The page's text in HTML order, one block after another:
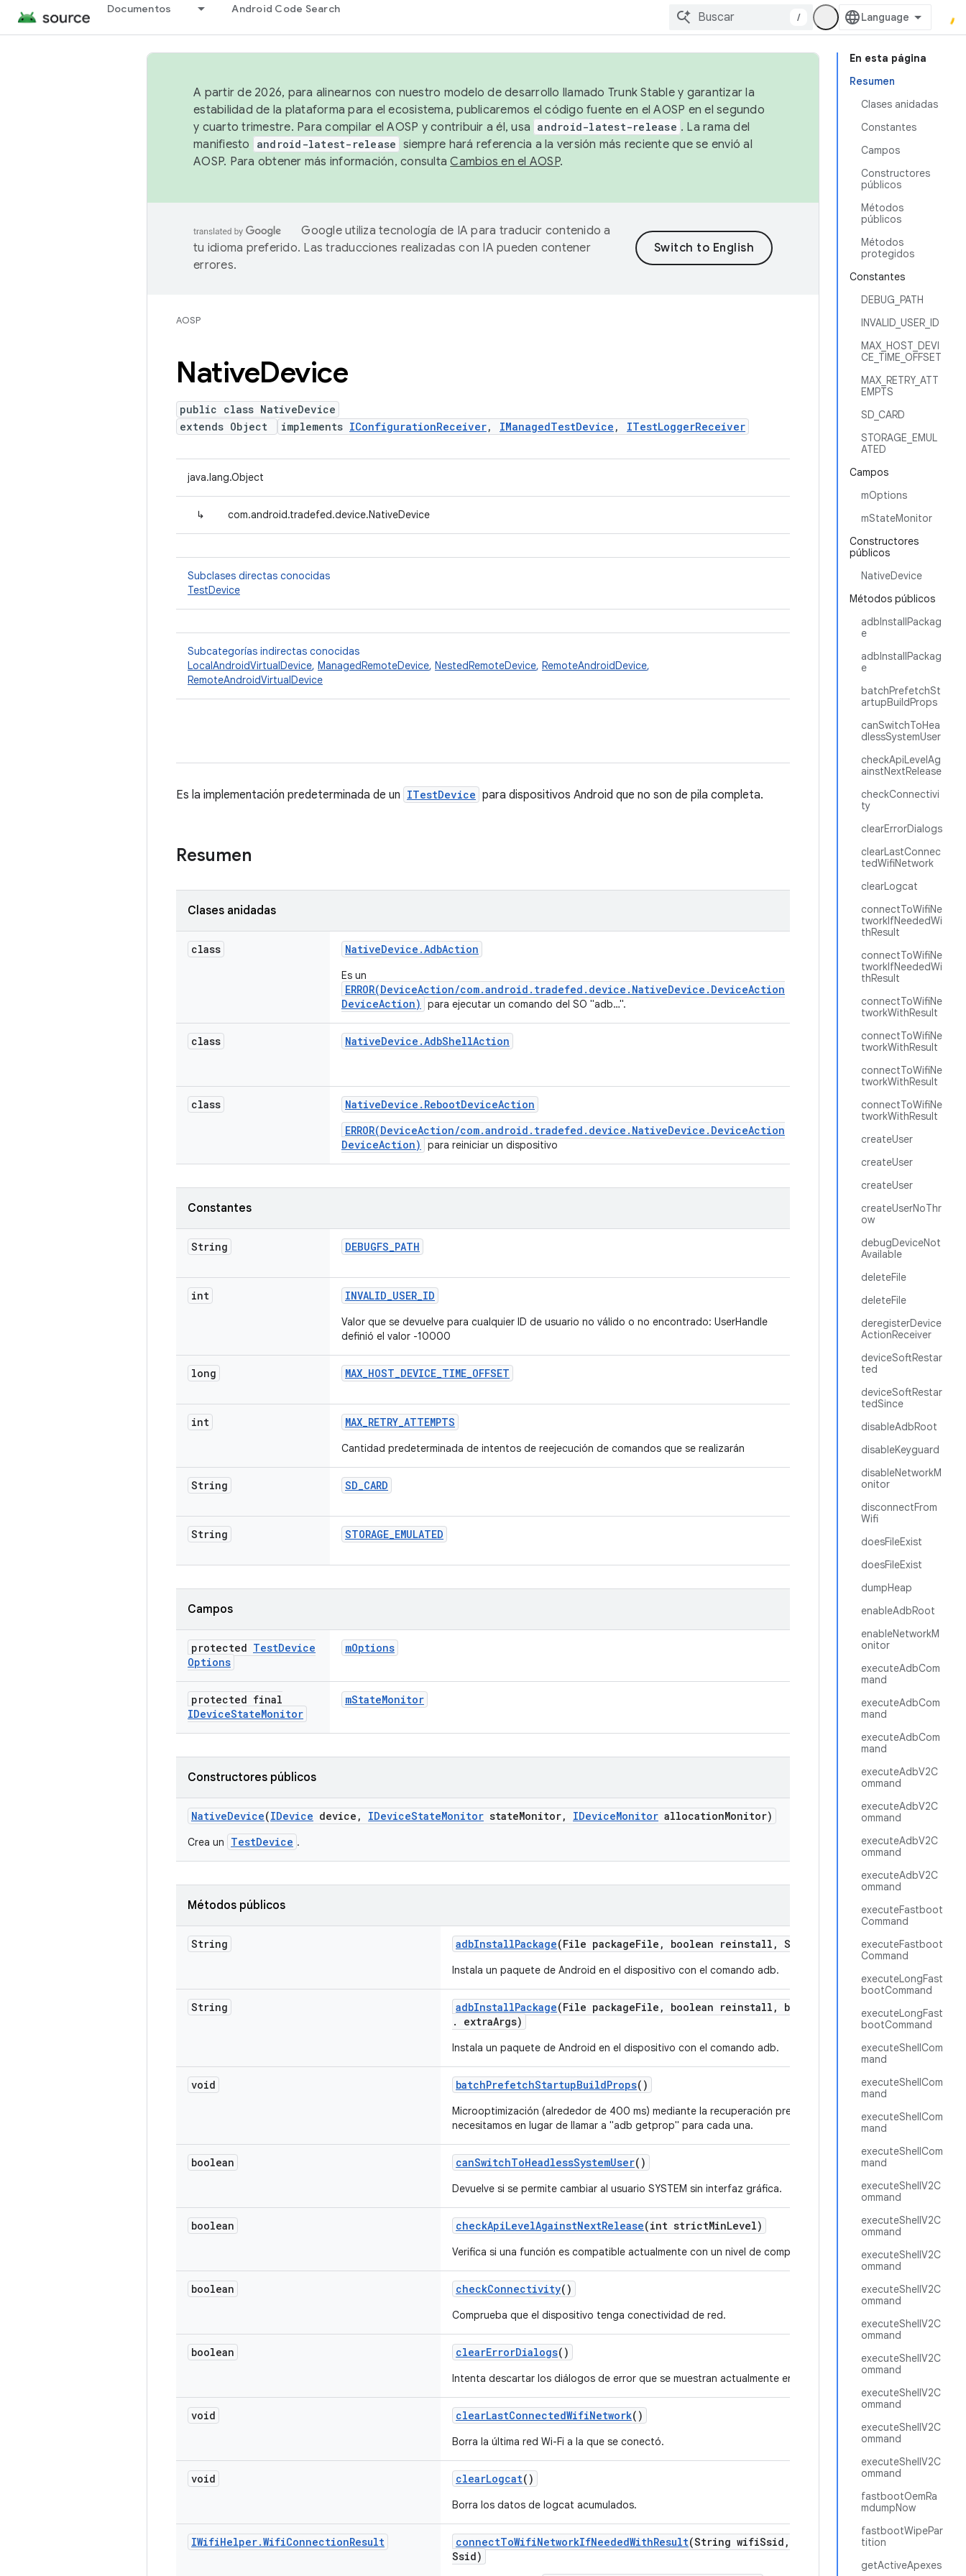
Documentos Android Code Search
/
En esta página
Resumen
Clases anidadas
Constantes
Campos
Constructores
públicos
Métodos
públicos
Métodos
protegidos
Constantes
DEBUG_PATH
INVALID_USER_ID
MAX_HOST_DEVI
CE_TIME_OFFSET
MAX_RETRY_ATT
EMPTS
SD_CARD
STORAGE_EMUL
ATED
Campos
mOptions
mStateMonitor
Constructores
públicos
NativeDevice
Métodos públicos
adbInstallPackag
e
adbInstallPackag
e
batchPrefetchSt
artupBuildProps
canSwitchToHea
dlessSystemUser
checkApiLevelAg
ainstNextRelease
checkConnectivi
ty
clearErrorDialogs
clearLastConnec
tedWifiNetwork
clearLogcat
connectToWifiNe
tworkIfNeededWi
thResult
connectToWifiNe
tworkIfNeededWi
thResult
connectToWifiNe
tworkWithResult
connectToWifiNe
tworkWithResult
connectToWifiNe
tworkWithResult
connectToWifiNe
tworkWithResult
createUser
createUser
createUser
createUserNoThr
ow
debugDeviceNot
Available
deleteFile
deleteFile
deregisterDevice
ActionReceiver
deviceSoftRestar
ted
deviceSoftRestar
tedSince
disableAdbRoot
disableKeyguard
disableNetworkM
onitor
disconnectFrom
Wifi
doesFileExist
doesFileExist
dumpHeap
enableAdbRoot
enableNetworkM
onitor
executeAdbCom
mand
executeAdbCom
mand
executeAdbCom
mand
executeAdbV2C
ommand
executeAdbV2C
ommand
executeAdbV2C
ommand
executeAdbV2C
ommand
executeFastboot
Command
executeFastboot
Command
executeLongFast
bootCommand
executeLongFast
bootCommand
executeShellCom
mand
executeShellCom
mand
executeShellCom
mand
executeShellCom
mand
executeShellV2C
ommand
executeShellV2C
ommand
executeShellV2C
ommand
executeShellV2C
ommand
executeShellV2C
ommand
executeShellV2C
ommand
executeShellV2C
ommand
executeShellV2C
ommand
executeShellV2C
ommand
fastbootOemRa
mdumpNow
fastbootWipePar
tition
getActiveApexes
A partir de 2026, para alinearnos con nuestro modelo de desarrollo llamado Trunk Stable y garantizar la
estabilidad de la plataforma para el ecosistema, publicaremos el código fuente en el AOSP en el segundo
y cuarto trimestre. Para compilar el AOSP y contribuir a él, usa android-latest-release . La rama del
manifiesto
android-latest-release siempre hará referencia a la versión más reciente que se envió al
AOSP. Para obtener más información, consultaCambios en el AOSP.
Google utiliza tecnología de IA para traducir contenido a
tu idioma preferido. Las traducciones realizadas con IA pueden contener
errores.
AOSP
NativeDevice
public class NativeDevice
extends Object
implements IConfigurationReceiver, IManagedTestDevice , ITestLoggerReceiver
java.lang.Object
↳ com.android.tradefed.device.NativeDevice
Subclases directas conocidas
TestDevice
Subcategorías indirectas conocidas
LocalAndroidVirtualDevice, ManagedRemoteDevice, NestedRemoteDevice, RemoteAndroidDevice,
RemoteAndroidVirtualDevice
Es la implementación predeterminada de un ITestDevice para dispositivos Android que no son de pila completa.
Resumen
Clases anidadas
class NativeDevice .AdbAction
Es un
ERROR(DeviceAction/com.android.tradefed.device.NativeDevice.DeviceAction
DeviceAction)
para ejecutar un comando del SO "adb…".
class NativeDevice .AdbShellAction
class NativeDevice . RebootDeviceAction
ERROR(DeviceAction/com.android.tradefed.device.NativeDevice.DeviceAction
DeviceAction)
para reiniciar un dispositivo
Constantes
String DEBUGFS_PATH
int INVALID_USER_ID
Valor que se devuelve para cualquier ID de usuario no válido o no encontrado: UserHandle
definió el valor -10000
long MAX_HOST_DEVICE_TIME_OFFSET
int MAX_RETRY_ATTEMPTS
Cantidad predeterminada de intentos de reejecución de comandos que se realizarán
String SD_CARD
String STORAGE_EMULATED
Campos
protected TestDevice
Options
mOptions
protected final
IDeviceStateMonitor
mStateMonitor
Constructores públicos
NativeDevice(IDevice device , IDeviceStateMonitor stateMonitor, IDeviceMonitor allocationMonitor)
Crea un TestDevice .
Métodos públicos
String adbInstallPackage(File packageFile , boolean reinstall , String extraArgs)
Instala un paquete de Android en el dispositivo con el comando adb.
String adbInstallPackage(File packageFile , boolean reinstall , boolean grant Permissions
.
extraArgs)
Instala un paquete de Android en el dispositivo con el comando adb.
void batchPrefetchStartupBuildProps()
Microoptimización (alrededor de 400 ms) mediante la recuperación previa de todas las propiedades que
necesitamos en lugar de llamar a "adb getprop" para cada una.
boolean canSwitchToHeadlessSystemUser()
Devuelve si se permite cambiar al usuario SYSTEM sin interfaz gráfica.
boolean checkApiLevelAgainstNextRelease(int strictMinLevel)
Verifica si una función es compatible actualmente con un nivel de compatibilidad mínimo.
boolean checkConnectivity()
Comprueba que el dispositivo tenga conectividad de red.
boolean clearErrorDialogs()
Intenta descartar los diálogos de error que se muestran actualmente en la IU del dispositivo.
void clearLastConnectedWifiNetwork()
Borra la última red Wi-Fi a la que se conectó.
void clearLogcat()
Borra los datos de logcat acumulados.
IWifiHelper.WifiConnectionResult connectToWifiNetworkIfNeededWithResult(String wifiSsid , Psk,boolean scan
Ssid)